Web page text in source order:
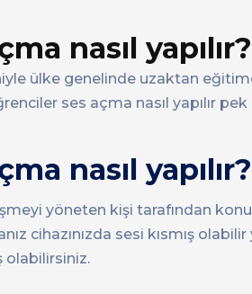
nasıl yapılır?
ülke genelinde uzaktan
ses açma nasıl yapılır
nasıl yapılır?
yöneten kişi tarafından
cihazınızda sesi kısmış
olabilirsiniz.